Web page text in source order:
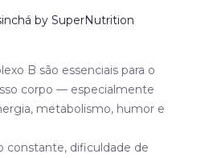
by SuperNutrition
B são essenciais para o
corpo — especialmente
metabolismo, humor e
constante, dificuldade de